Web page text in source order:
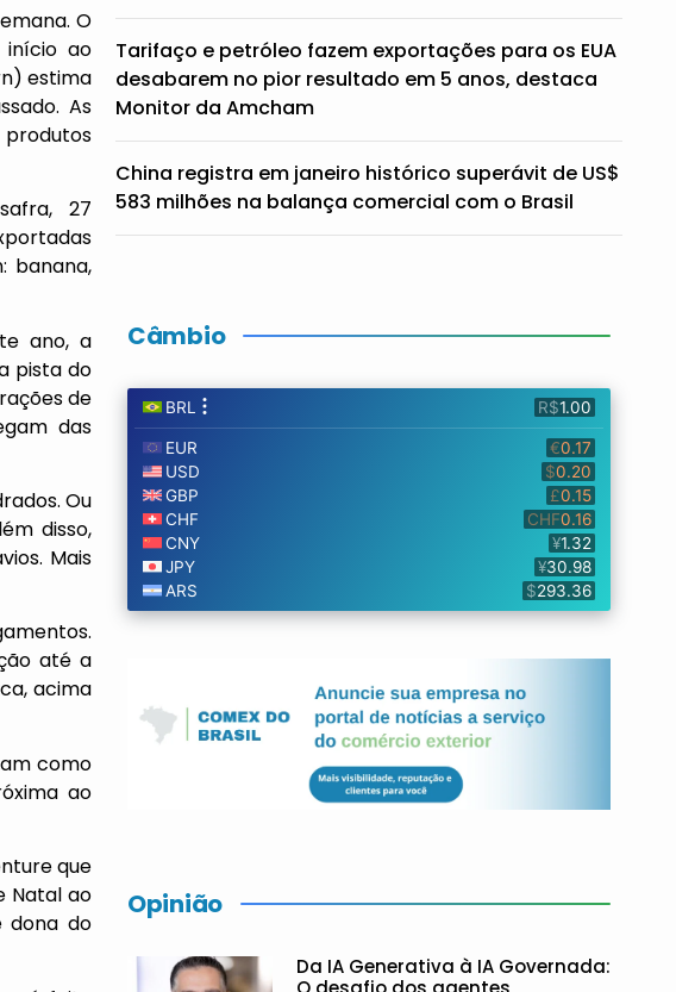
O
ao
estima
As
27
banana,
ano, a
pista do
de
das
Ou
disso,
Mais
até a
acima
como
ao
que
Natal ao
dona do
Tarifaço e petróleo fazem exportações para os EUA
desabarem no pior resultado em 5 anos, destaca
Monitor da Amcham
China registra em janeiro histórico superávit de US$
583 milhões na balança comercial com o Brasil
Câmbio
Opinião
Da IA Generativa à IA Governada: